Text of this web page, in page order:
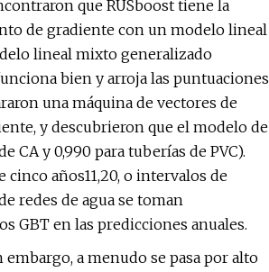
que RUSboost tiene la
de gradiente con un modelo lineal
lineal mixto generalizado
bien y arroja las puntuaciones
una máquina de vectores de
y descubrieron que el modelo de
y 0,990 para tuberías de PVC).
años11,20, o intervalos de
redes de agua se toman
GBT en las predicciones anuales.
a menudo se pasa por alto